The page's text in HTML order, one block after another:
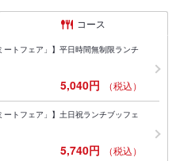
コース
ートフェア」】平日時間無制限ランチ
5,040円 （税込）
ートフェア」】土日祝ランチブッフェ
5,740円 （税込）